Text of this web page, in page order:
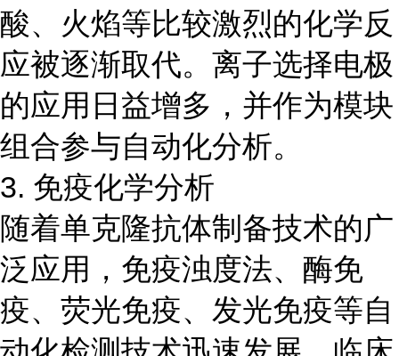
酸、火焰等比较激烈的化学反
应被逐渐取代。离子选择电极
的应用日益增多，并作为模块
组合参与自动化分析。
3. 免疫化学分析
随着单克隆抗体制备技术的广
泛应用，免疫浊度法、酶免
疫、荧光免疫、发光免疫等自